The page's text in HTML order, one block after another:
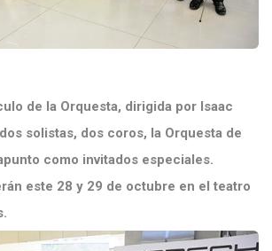
de la Orquesta, dirigida por Isaac
solistas, dos coros, la Orquesta de
como invitados especiales.
este 28 y 29 de octubre en el teatro